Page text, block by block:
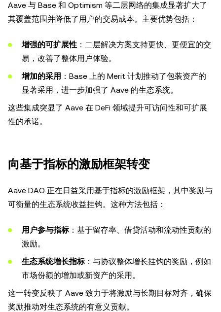
Aave 与 Base 和 Optimism 等二层网络的集成显著扩大了
其覆盖范围并降低了用户的交易成本。主要优势包括：
增强的可扩展性 ：二层解决方案支持更快、更便宜的交
易，改善了整体用户体验。
增加的采用 ：Base 上的 Merit 计划推动了包装资产的
显著采用，进一步加强了 Aave 的生态系统。
这些集成突显了 Aave 在 DeFi 领域提升可访问性和可扩展
性的承诺。
向基于指标的激励框架转变
Aave DAO 正在日益采用基于指标的激励框架，其中奖励与
可衡量的生态系统收益挂钩。这种方法包括：
用户参与指标：基于留存率、借贷活动和流动性贡献的
激励。
生态系统增长指标：与协议整体增长挂钩的奖励，例如
市场份额的增加或新资产的采用。
这一转变反映了 Aave 致力于将激励与长期目标对齐，确保
奖励推动对生态系统的有意义贡献。